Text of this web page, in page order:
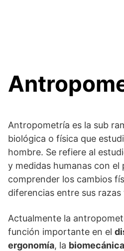
Antropometría es la sub
biológica o física que
hombre. Se refiere al
y medidas humanas con el
comprender los cambios
diferencias entre sus razas
Actualmente la
función importante en el
ergonomía, la biomecánica